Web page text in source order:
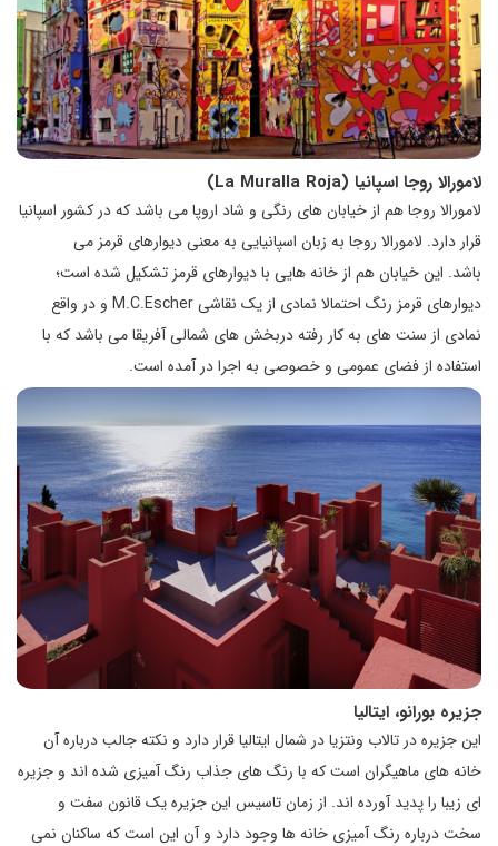
لامورالا روجا اسپانیا (La Muralla Roja)
لامورالا روجا هم از خیابان های رنگی و شاد اروپا می باشد که در کشور اسپانیا
قرار دارد. لامورالا روجا به زبان اسپانیایی به معنی دیوارهای قرمز می
باشد. این خیابان هم از خانه هایی با دیوارهای قرمز تشکیل شده است؛
دیوارهای قرمز رنگ احتمالا نمادی از یک نقاشی M.C.Escher و در واقع
نمادی از سنت های به کار رفته دربخش های شمالی آفریقا می باشد که با
استفاده از فضای عمومی و خصوصی به اجرا در آمده است.
جزیره بورانو، ایتالیا
این جزیره در تالاب ونتزیا در شمال ایتالیا قرار دارد و نکته جالب درباره آن
خانه های ماهیگران است که با رنگ های جذاب رنگ آمیزی شده اند و جزیره
ای زیبا را پدید آورده اند. از زمان تاسیس این جزیره یک قانون سفت و
سخت درباره رنگ آمیزی خانه ها وجود دارد و آن این است که ساکنان نمی